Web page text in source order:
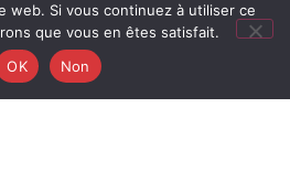
web. Si vous continuez à utiliser ce
que vous en êtes satisfait.
OK
Non